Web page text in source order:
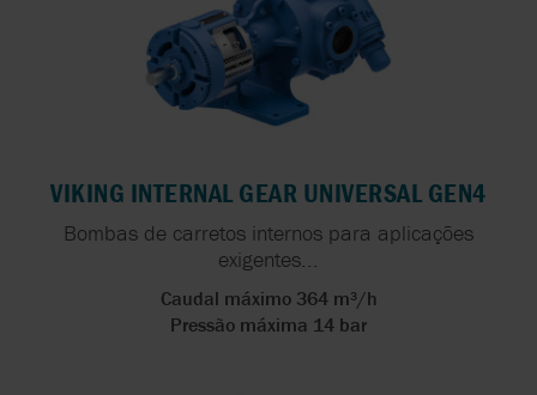
VIKING INTERNAL GEAR UNIVERSAL GEN4
Bombas de carretos internos para aplicações
exigentes...
Caudal máximo 364 m³/h
Pressão máxima 14 bar